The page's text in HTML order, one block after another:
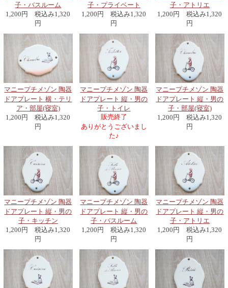
子・バスルーム
1,200円 税込み1,320
円
子・プライベート
1,200円 税込み1,320
円
子・アトリエ
1,200円 税込み1,320
円
マニープチメゾン 陶器
ドアプレート 横・テリ
ア・部屋(寝室)
1,200円 税込み1,320
円
マニープチメゾン 陶器
ドアプレート 縦・男の
子・トイレ
販売終了
ありがとうございまし
た♪
マニープチメゾン 陶器
ドアプレート 縦・男の
子・部屋(寝室)
1,200円 税込み1,320
円
マニープチメゾン 陶器
ドアプレート 縦・男の
子・キッチン
1,200円 税込み1,320
円
マニープチメゾン 陶器
ドアプレート 縦・男の
子・バスルーム
1,200円 税込み1,320
円
マニープチメゾン 陶器
ドアプレート 縦・男の
子・アトリエ
1,200円 税込み1,320
円